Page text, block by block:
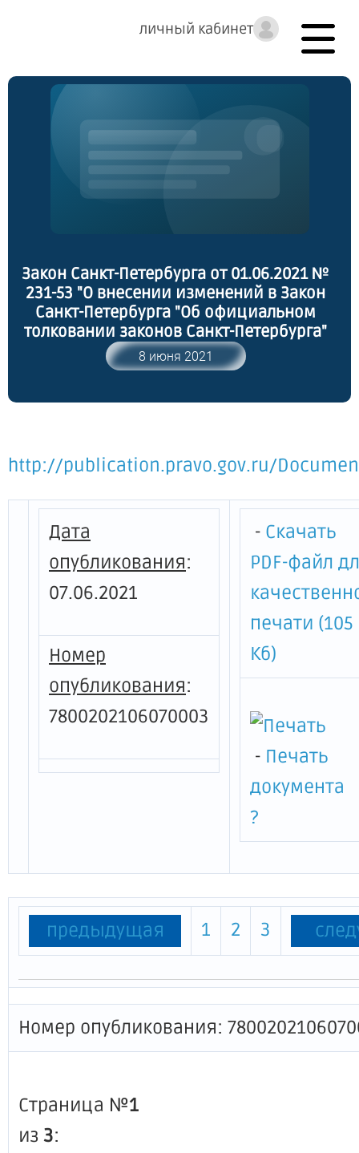
личный кабинет
Закон Санкт-Петербурга от 01.06.2021 №
231-53 "О внесении изменений в Закон
Санкт-Петербурга "Об официальном
толковании законов Санкт-Петербурга"
8 июня 2021
http://publication.pravo.gov.ru/
Дата
опубликования:
07.06.2021
Номер
опубликования:
7800202106070003
- Скачать
PDF-файл
печати (105
Кб)
- Печать
документа
?
предыдущая 1 2 3
Номер опубликования:
Страница №1
из 3: